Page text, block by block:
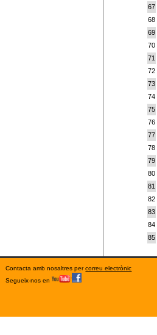
67
68
69
70
71
72
73
74
75
76
77
78
79
80
81
82
83
84
85
Contacta amb nosaltres percorreu electrònic
Segueix-nos en